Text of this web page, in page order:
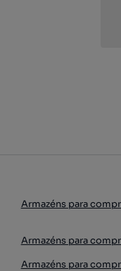
Armazéns para
Armazéns para
Armazéns para